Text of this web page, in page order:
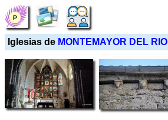
Iglesias de MONTEMAYOR DEL RIO